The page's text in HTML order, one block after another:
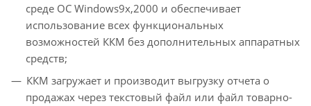
среде ОС Windows9х,2000 и обеспечивает
использование всех функциональных
возможностей ККМ без дополнительных аппаратных
средств;
ККМ загружает и производит выгрузку отчета о
продажах через текстовый файл или файл товарно-